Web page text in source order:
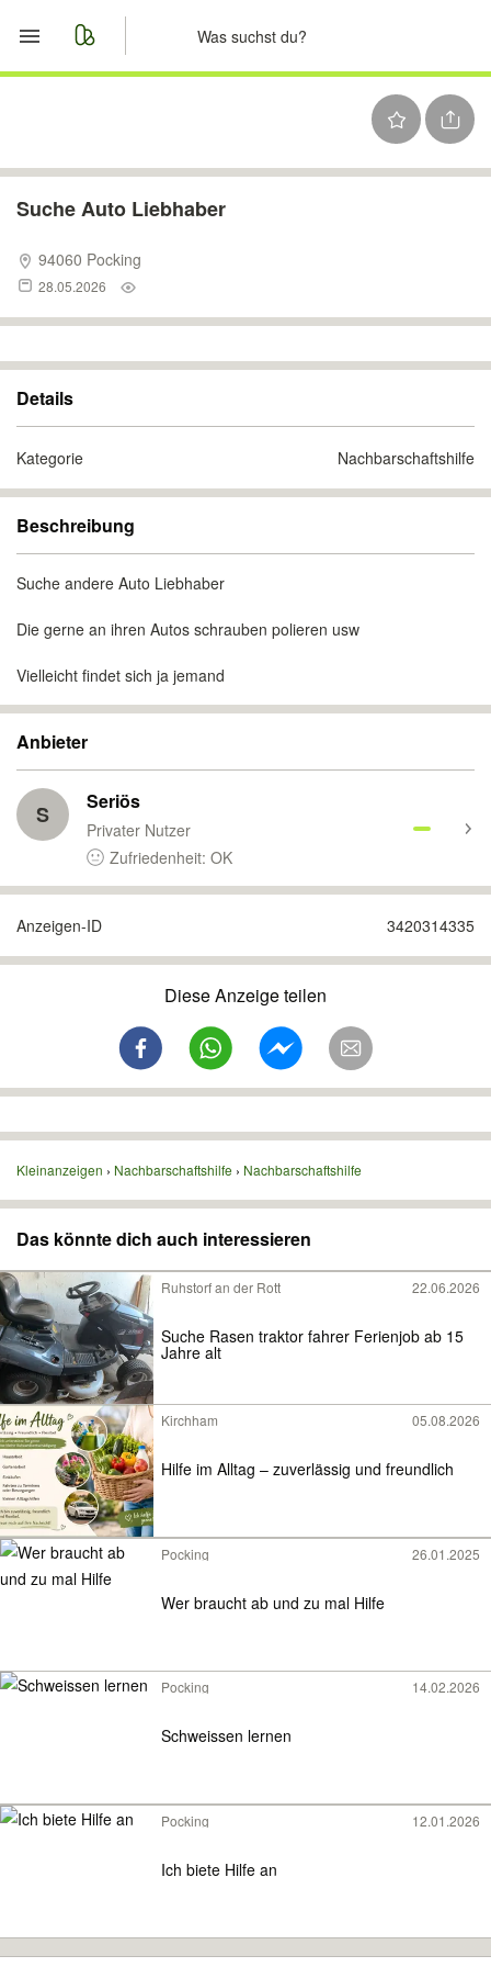
Nachrichten
Anzeige aufgeben
Suche Auto Liebhaber
94060 Pocking
28.05.2026
Details
Kategorie Nachbarschaftshilfe
Beschreibung
Suche andere Auto Liebhaber
Die gerne an ihren Autos schrauben polieren usw
Vielleicht findet sich ja jemand
Anbieter
S Seriös
Privater Nutzer
Zufriedenheit: OK
Anzeigen-ID 3420314335
Diese Anzeige teilen
Kleinanzeigen Nachbarschaftshilfe Nachbarschaftshilfe
Das könnte dich auch interessieren
Ruhstorf an der Rott 22.06.2026
Suche Rasen traktor fahrer Ferienjob ab 15
Jahre alt
Kirchham 05.08.2026
Hilfe im Alltag – zuverlässig und freundlich
Pocking 26.01.2025
Wer braucht ab und zu mal Hilfe
Pocking 14.02.2026
Schweissen lernen
Pocking 12.01.2026
Ich biete Hilfe an